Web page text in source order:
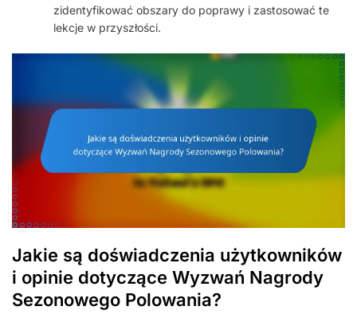
zidentyfikować obszary do poprawy i zastosować te
lekcje w przyszłości.
Jakie są doświadczenia użytkowników
i opinie dotyczące Wyzwań Nagrody
Sezonowego Polowania?